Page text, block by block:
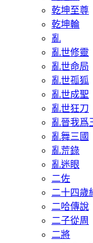
乾坤至尊
乾坤輪
亂
亂世修靈
亂世命局
亂世孤狐
亂世成聖
亂世狂刀
亂晉我爲
亂舞三國
亂荒錄
亂迷眼
二佐
二十四歲
二哈傳說
二子從周
二將